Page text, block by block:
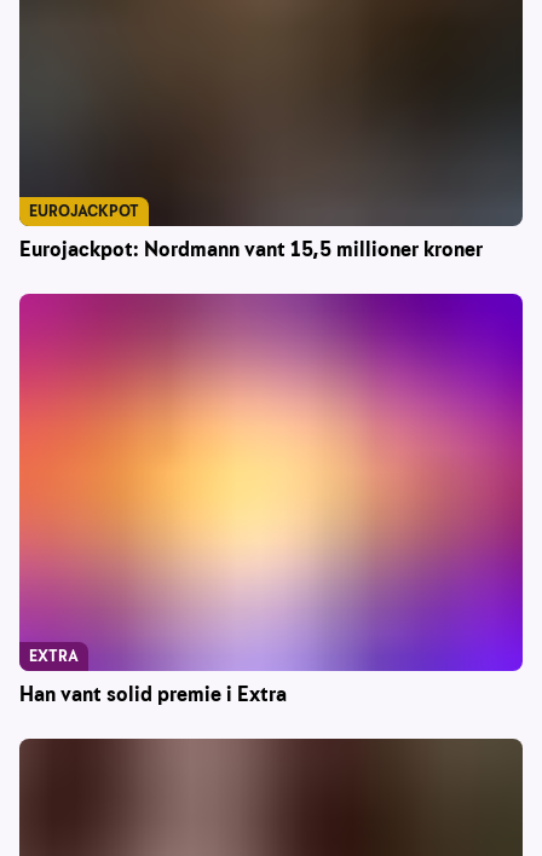
Eurojackpot: Nordmann vant 15,5 millioner kroner
EUROJACKPOT
Han vant solid premie i Extra
EXTRA